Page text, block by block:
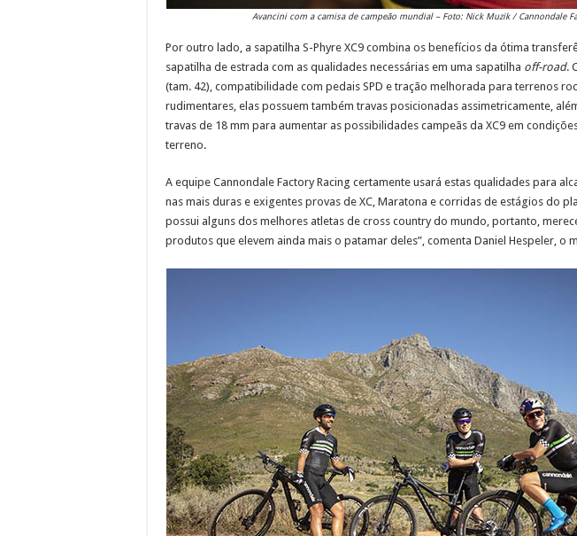
Avancini com a camisa de campeão mundial – Foto: Nick Muzik / Cannondale
Por outro lado, a sapatilha S-Phyre XC9 combina os benefícios da ótima
sapatilha de estrada com as qualidades necessárias em uma sapatilha off-road.
(tam. 42), compatibilidade com pedais SPD e tração melhorada para terrenos
rudimentares, elas possuem também travas posicionadas assimetricamente,
travas de 18 mm para aumentar as possibilidades campeãs da XC9 em
terreno.
A equipe Cannondale Factory Racing certamente usará estas qualidades para
nas mais duras e exigentes provas de XC, Maratona e corridas de estágios do
possui alguns dos melhores atletas de cross country do mundo, portanto,
produtos que elevem ainda mais o patamar deles”, comenta Daniel Hespeler, o